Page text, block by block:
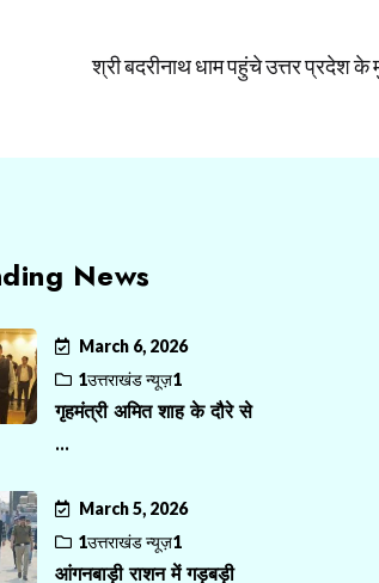
श्री बदरीनाथ धाम पहुंचे उत्तर प्रदेश के
News
March 6, 2026
1उत्तराखंड न्यूज़1
गृहमंत्री अमित शाह के दौरे से
...
March 5, 2026
1उत्तराखंड न्यूज़1
आंगनबाड़ी राशन में गड़बड़ी